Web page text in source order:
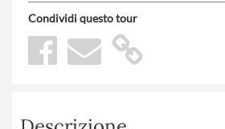
Condividi questo tour